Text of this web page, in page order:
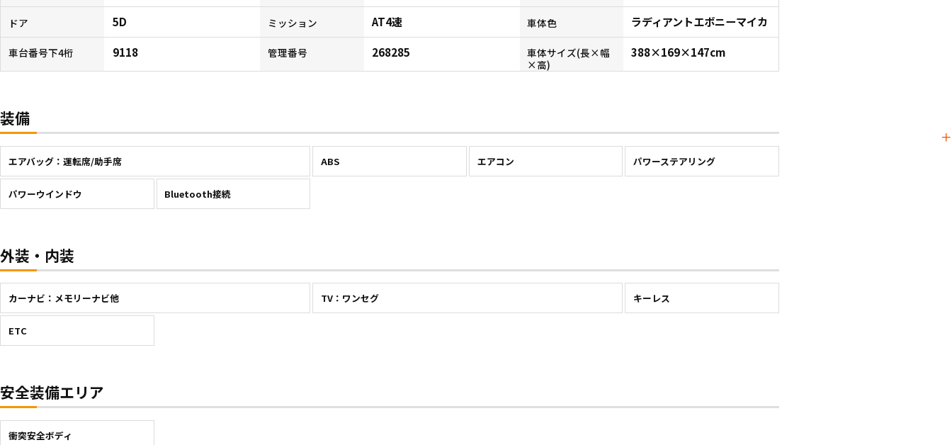
ドア 5D ミッション AT4速 車体色 ラディアントエボニーマイカ
車台番号下4桁 9118 管理番号 268285
車体サイズ(長×幅
×高)
388×169×147cm
装備
エアバッグ：運転席/助手席 ABS エアコン パワーステアリング
パワーウインドウ Bluetooth接続
外装・内装
カーナビ：メモリーナビ他 TV：ワンセグ キーレス
ETC
安全装備エリア
衝突安全ボディ